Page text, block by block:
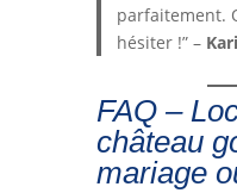
parfaitement.
hésiter !” –
FAQ –
château
mariage